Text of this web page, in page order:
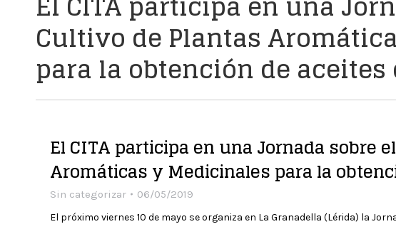
Cultivo de Plantas
para la obtención de
El CITA participa en una Jornada sobre
Aromáticas y Medicinales para la
Sin categorizar 06/05/2019
El próximo viernes 10 de mayo se organiza en La Granadella (Lérida) la